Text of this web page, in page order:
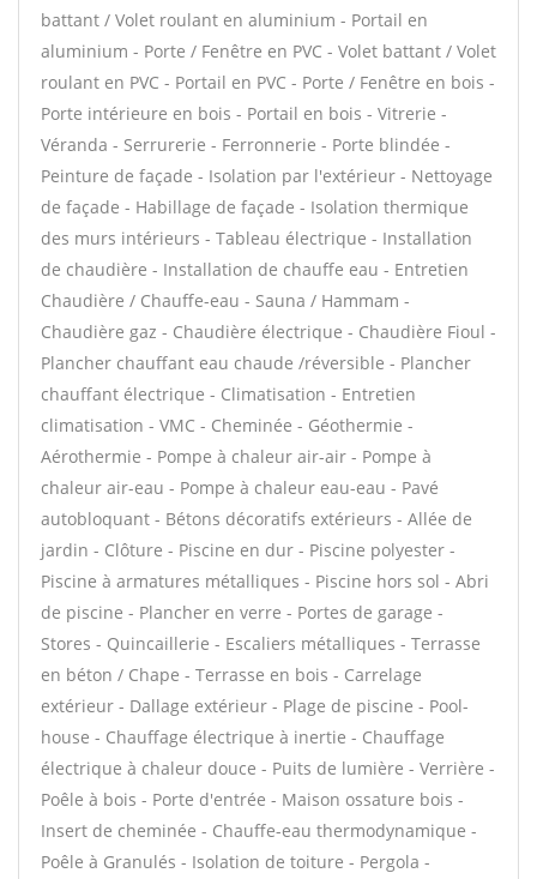
battant / Volet roulant en aluminium - Portail en
aluminium - Porte / Fenêtre en PVC - Volet battant / Volet
roulant en PVC - Portail en PVC - Porte / Fenêtre en bois -
Porte intérieure en bois - Portail en bois - Vitrerie -
Véranda - Serrurerie - Ferronnerie - Porte blindée -
Peinture de façade - Isolation par l'extérieur - Nettoyage
de façade - Habillage de façade - Isolation thermique
des murs intérieurs - Tableau électrique - Installation
de chaudière - Installation de chauffe eau - Entretien
Chaudière / Chauffe-eau - Sauna / Hammam -
Chaudière gaz - Chaudière électrique - Chaudière Fioul -
Plancher chauffant eau chaude /réversible - Plancher
chauffant électrique - Climatisation - Entretien
climatisation - VMC - Cheminée - Géothermie -
Aérothermie - Pompe à chaleur air-air - Pompe à
chaleur air-eau - Pompe à chaleur eau-eau - Pavé
autobloquant - Bétons décoratifs extérieurs - Allée de
jardin - Clôture - Piscine en dur - Piscine polyester -
Piscine à armatures métalliques - Piscine hors sol - Abri
de piscine - Plancher en verre - Portes de garage -
Stores - Quincaillerie - Escaliers métalliques - Terrasse
en béton / Chape - Terrasse en bois - Carrelage
extérieur - Dallage extérieur - Plage de piscine - Pool-
house - Chauffage électrique à inertie - Chauffage
électrique à chaleur douce - Puits de lumière - Verrière -
Poêle à bois - Porte d'entrée - Maison ossature bois -
Insert de cheminée - Chauffe-eau thermodynamique -
Poêle à Granulés - Isolation de toiture - Pergola -